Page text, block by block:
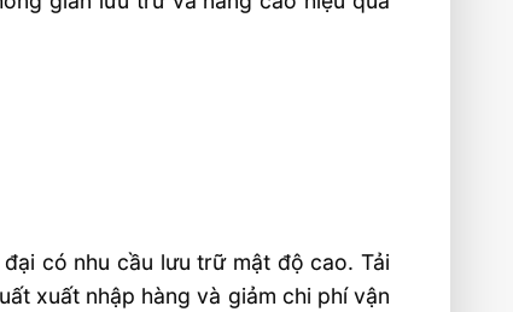
có nhu cầu lưu trữ mật độ cao. Tải
xuất nhập hàng và giảm chi phí vận